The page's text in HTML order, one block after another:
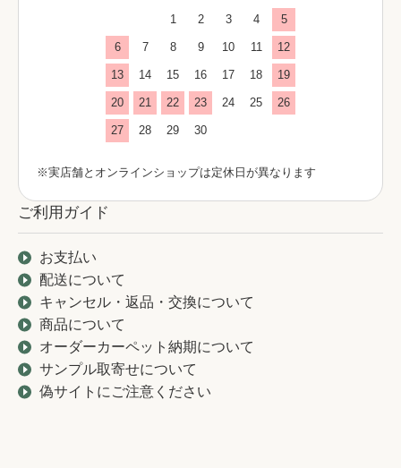
1 2 3 4 5
6 7 8 9 10 11 12
13 14 15 16 17 18 19
20 21 22 23 24 25 26
27 28 29 30
※実店舗とオンラインショップは定休日が異なります
ご利用ガイド
お支払い
配送について
キャンセル・返品・交換について
商品について
オーダーカーペット納期について
サンプル取寄せについて
偽サイトにご注意ください